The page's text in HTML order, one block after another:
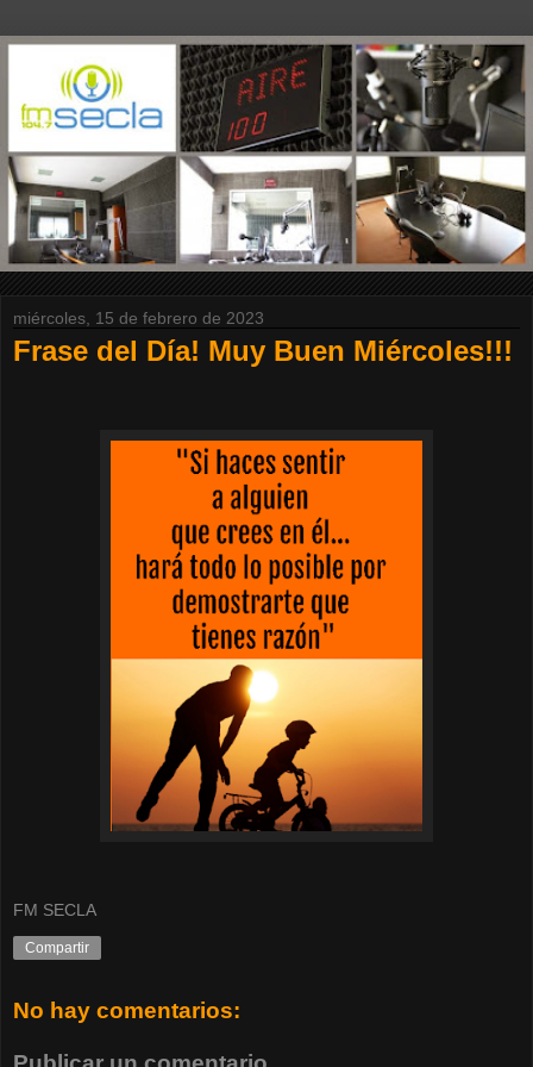
miércoles, 15 de febrero de 2023
Frase del Día! Muy Buen Miércoles!!!
FM SECLA
Compartir
No hay comentarios: